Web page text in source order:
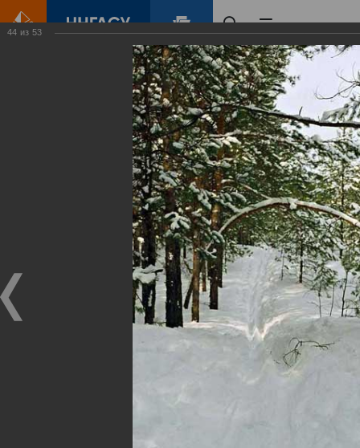
Зеленый Город
Виртуальные
выставки
(фотоальбомы)
44 из 53